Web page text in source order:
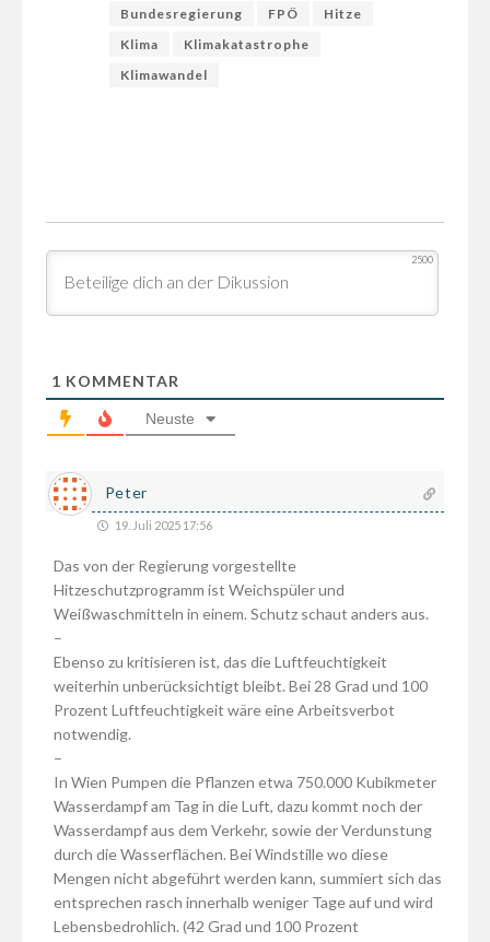
Bundesregierung FPÖ
Hitze
Klima
Klimakatastrophe
Klimawandel
2500
1 KOMMENTAR
Neuste
Peter
19. Juli 2025 17:56
Das von der Regierung vorgestellte
Hitzeschutzprogramm ist Weichspüler und
Weißwaschmitteln in einem. Schutz schaut anders aus.
–
Ebenso zu kritisieren ist, das die Luftfeuchtigkeit
weiterhin unberücksichtigt bleibt. Bei 28 Grad und 100
Prozent Luftfeuchtigkeit wäre eine Arbeitsverbot
notwendig.
–
In Wien Pumpen die Pflanzen etwa 750.000 Kubikmeter
Wasserdampf am Tag in die Luft, dazu kommt noch der
Wasserdampf aus dem Verkehr, sowie der Verdunstung
durch die Wasserflächen. Bei Windstille wo diese
Mengen nicht abgeführt werden kann, summiert sich das
entsprechen rasch innerhalb weniger Tage auf und wird
Lebensbedrohlich. (42 Grad und 100 Prozent